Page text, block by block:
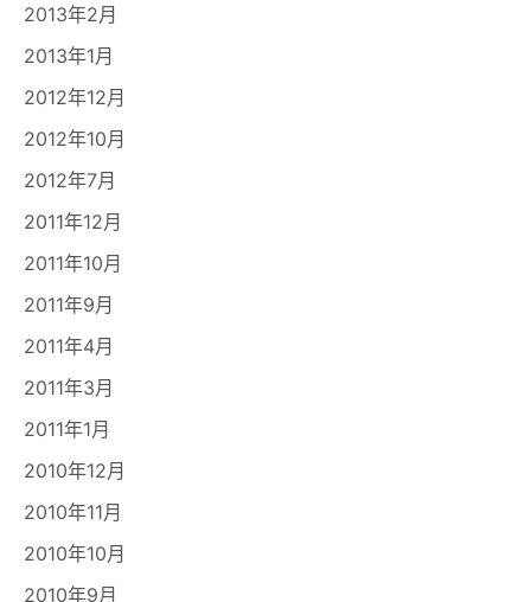
2013年2月
2013年1月
2012年12月
2012年10月
2012年7月
2011年12月
2011年10月
2011年9月
2011年4月
2011年3月
2011年1月
2010年12月
2010年11月
2010年10月
2010年9月